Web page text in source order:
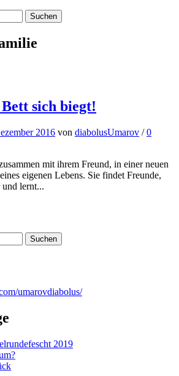
sich biegt!
2016 von diabolusUmarov /0
mit ihrem Freund, in einer neuen
eigenen Lebens. Sie findet Freunde,
lernt...
umarovdiabolus/
2019